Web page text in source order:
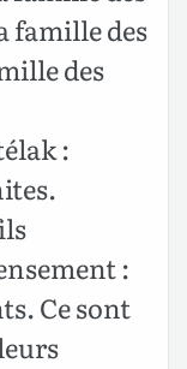
famille des
des
:
:
Ce sont